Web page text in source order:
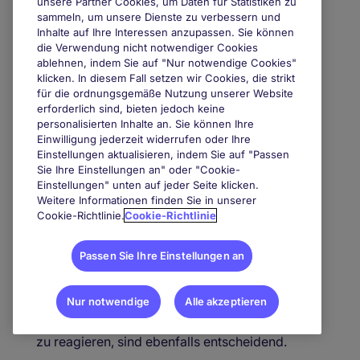
leistungsabhängige Boni einbezogen werden. In
führenden Sales-Positionen, etwa als
Vertriebsleiter, sind auch sechsstellige Gehälter
möglich.
4. Welche Fähigkeiten sind wichtig, um im
Sales erfolgreich zu sein?
Erfolgreiche Verkäufer zeichnen sich durch
hervorragende Kommunikations- und
Verhandlungskompetenzen aus. Sie müssen in
der Lage sein, auf Kundenbedürfnisse
einzugehen und Lösungen zu präsentieren, die
Mehrwert bieten. Darüber hinaus sind
Durchhaltevermögen, Überzeugungskraft und
Selbstmotivation unerlässlich. Ein gutes
Verständnis der Produkte und des Marktes
sowie die Fähigkeit, schnell auf Veränderungen
zu reagieren, sind ebenfalls entscheidend.
sammeln, um unsere Dienste zu verbessern und
Inhalte auf Ihre Interessen anzupassen. Sie können
die Verwendung nicht notwendiger Cookies
ablehnen, indem Sie auf "Nur notwendige Cookies"
klicken. In diesem Fall setzen wir Cookies, die strikt
für die ordnungsgemäße Nutzung unserer Website
erforderlich sind, bieten jedoch keine
personalisierten Inhalte an. Sie können Ihre
Einwilligung jederzeit widerrufen oder Ihre
Einstellungen aktualisieren, indem Sie auf "Passen
Sie Ihre Einstellungen an" oder "Cookie-
Einstellungen" unten auf jeder Seite klicken.
Weitere Informationen finden Sie in unserer
Cookie-Richtlinie.Cookie-Richtlinie
Passen Sie Ihre Einstellungen an
Nur notwendige Alle akzeptieren